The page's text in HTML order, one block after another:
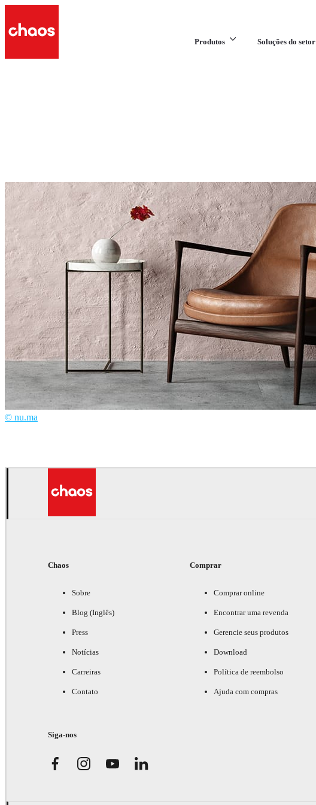
Produtos Soluções do setor
© nu.ma
Chaos
Sobre
Blog (Inglês)
Press
Notícias
Carreiras
Contato
Comprar
Comprar online
Encontrar uma revenda
Gerencie seus produtos
Download
Política de reembolso
Ajuda com compras
Siga-nos